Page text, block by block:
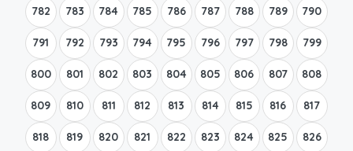
782 783 784 785 786 787 788 789 790
791 792 793 794 795 796 797 798 799
800 801 802 803 804 805 806 807 808
809 810 811 812 813 814 815 816 817
818 819 820 821 822 823 824 825 826